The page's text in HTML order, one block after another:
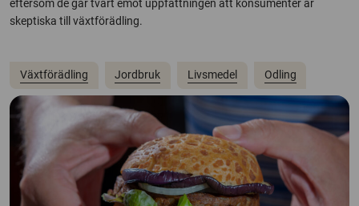
eftersom de går tvärt emot uppfattningen att konsumenter är
skeptiska till växtförädling.
Växtförädling Jordbruk Livsmedel Odling